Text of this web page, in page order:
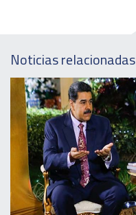
Noticias relacionadas